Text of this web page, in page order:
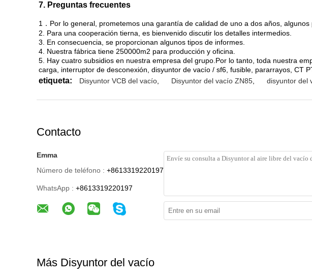
7. Preguntas frecuentes
1．Por lo general, prometemos una garantía de calidad de uno a dos años,
2. Para una cooperación tierna, es bienvenido discutir los detalles intermedios.
3. En consecuencia, se proporcionan algunos tipos de informes.
4. Nuestra fábrica tiene 250000m2 para producción y oficina.
5. Hay cuatro subsidios en nuestra empresa del grupo.Por lo tanto, toda nuestra
carga, interruptor de desconexión, disyuntor de vacío / sf6, fusible, pararrayos, CT
etiqueta: Disyuntor VCB del vacío Disyuntor del vacío ZN85 disyuntor del
Contacto
Emma
Número de teléfono : +8613319220197
WhatsApp : +8613319220197
Más Disyuntor del vacío